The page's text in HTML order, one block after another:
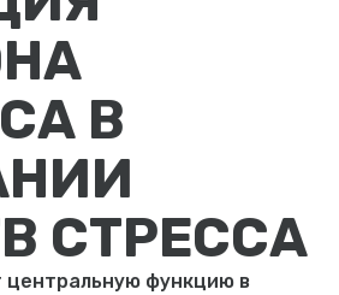
В
СТРЕССА
центральную функцию в